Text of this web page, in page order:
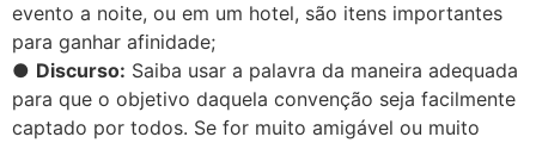
evento a noite, ou em um hotel, são itens importantes
para ganhar afinidade;
● Discurso: Saiba usar a palavra da maneira adequada
para que o objetivo daquela convenção seja facilmente
captado por todos. Se for muito amigável ou muito